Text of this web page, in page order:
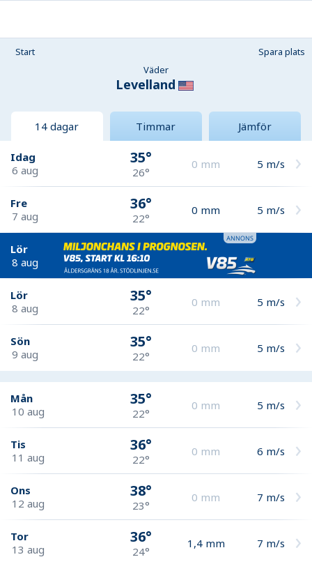
Start
Spara plats
Väder
Levelland
14 dagar Timmar Jämför
Idag
6 aug
35°
26°
0 mm 5 m/s
Fre
7 aug
36°
22°
0 mm 5 m/s
Lör
8 aug
Lör
8 aug
35°
22°
0 mm 5 m/s
Sön
9 aug
35°
22°
0 mm 5 m/s
Mån
10 aug
35°
22°
0 mm 5 m/s
Tis
11 aug
36°
22°
0 mm 6 m/s
Ons
12 aug
38°
23°
0 mm 7 m/s
Tor
13 aug
36°
24°
1,4 mm 7 m/s